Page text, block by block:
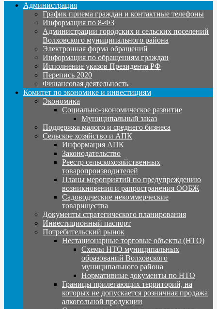
Администрация
График приема граждан и контактные телефоны
Информация по 8-ФЗ
Администрации городских и сельских поселений
Волховского муниципального района
Электронная форма обращений
Информация по обращениям граждан
Исполнение указов Президента РФ
Перепись 2020
Финансовая деятельность
Комитет по экономике и инвестициям
Экономика
Социально-экономическое развитие
Муниципальный заказ
Поддержка малого и среднего бизнеса
Сельское хозяйство и АПК
Информация АПК
Законодательство
Реестр сельскохозяйственных
товаропроизводителей
Планы мероприятий по предупреждению
возникновения и рапространения ООБЖ
Садоводческие некоммерческие
товарищества
Документы стратегического планирования
Инвестиционный паспорт
Потребительский рынок
Нестационарные торговые объекты (НТО)
Схемы НТО муниципальных
образований Волховского
муниципального района
Нормативные документы по НТО
Границы прилегающих территорий, на
которых не допускается розничная продажа
алкогольной продукции